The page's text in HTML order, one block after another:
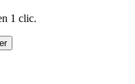
1 clic.